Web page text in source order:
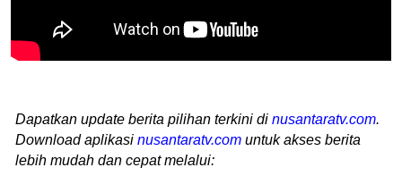
Dapatkan update berita pilihan terkini di nusantaratv.com.
Download aplikasi nusantaratv.com untuk akses berita
lebih mudah dan cepat melalui: